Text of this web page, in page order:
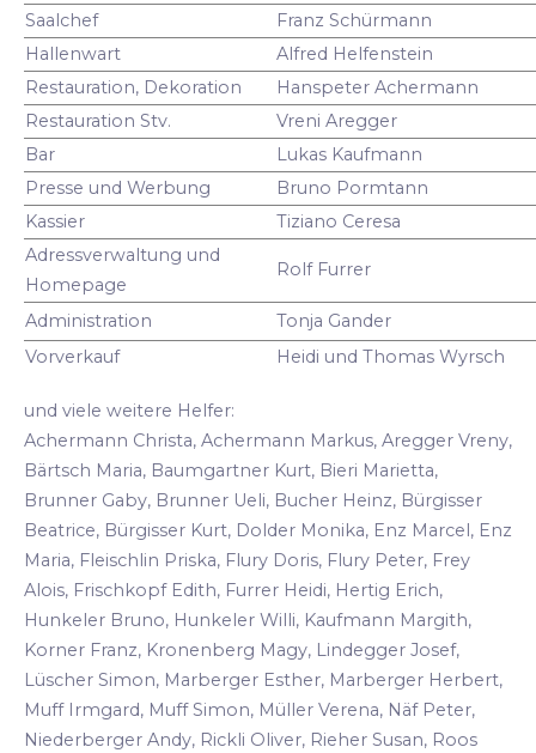
Saalchef
Franz Schürmann
Hallenwart
Alfred Helfenstein
Restauration, Dekoration
Hanspeter Achermann
Restauration Stv.
Vreni Aregger
Bar
Lukas Kaufmann
Presse und Werbung
Bruno Pormtann
Kassier
Tiziano Ceresa
Adressverwaltung und
Homepage
Rolf Furrer
Administration
Tonja Gander
Vorverkauf
Heidi und Thomas Wyrsch
und viele weitere Helfer:
Achermann Christa, Achermann Markus, Aregger Vreny,
Bärtsch Maria, Baumgartner Kurt, Bieri Marietta,
Brunner Gaby, Brunner Ueli, Bucher Heinz, Bürgisser
Beatrice, Bürgisser Kurt, Dolder Monika, Enz Marcel, Enz
Maria, Fleischlin Priska, Flury Doris, Flury Peter, Frey
Alois, Frischkopf Edith, Furrer Heidi, Hertig Erich,
Hunkeler Bruno, Hunkeler Willi, Kaufmann Margith,
Korner Franz, Kronenberg Magy, Lindegger Josef,
Lüscher Simon, Marberger Esther, Marberger Herbert,
Muff Irmgard, Muff Simon, Müller Verena, Näf Peter,
Niederberger Andy, Rickli Oliver, Rieher Susan, Roos